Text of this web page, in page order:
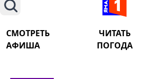
Поиск
СМОТРЕТЬ ЧИТАТЬ
АФИША
ПОГОДА